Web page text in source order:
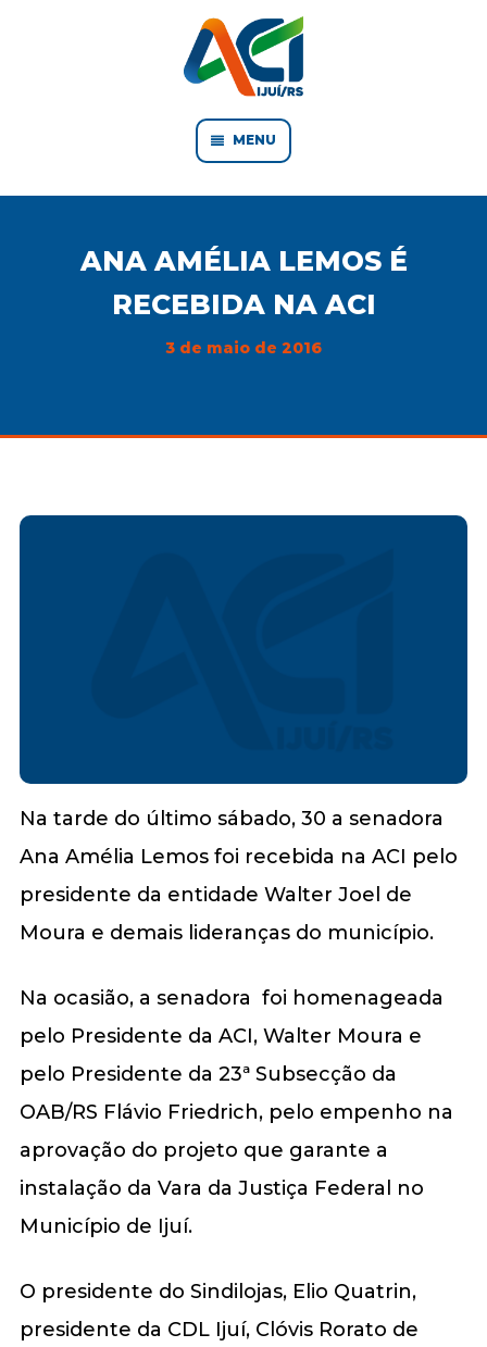
MENU
ANA AMÉLIA LEMOS É
RECEBIDA NA ACI
3 de maio de 2016
Na tarde do último sábado, 30 a senadora
Ana Amélia Lemos foi recebida na ACI pelo
presidente da entidade Walter Joel de
Moura e demais lideranças do município.
Na ocasião, a senadora foi homenageada
pelo Presidente da ACI, Walter Moura e
pelo Presidente da 23ª Subsecção da
OAB/RS Flávio Friedrich, pelo empenho na
aprovação do projeto que garante a
instalação da Vara da Justiça Federal no
Município de Ijuí.
O presidente do Sindilojas, Elio Quatrin,
presidente da CDL Ijuí, Clóvis Rorato de